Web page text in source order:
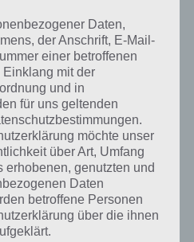
Rätsel im gleichen
Daten,
der Anschrift, E-Mail-
einer betroffenen
Einklang mit der
und in
für uns geltenden
möchte unser
über Art, Umfang
erhobenen, genutzten und
Daten
betroffene Personen
über die ihnen